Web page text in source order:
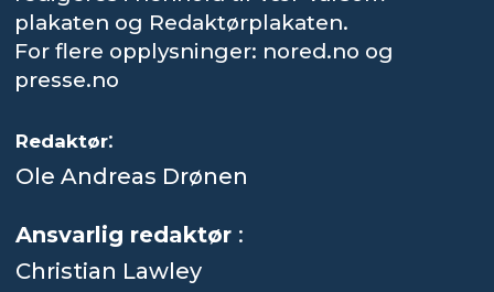
plakaten og Redaktørplakaten.
For flere opplysninger: nored.no og
presse.no
Redaktør:
Ole Andreas Drønen
Ansvarlig redaktør :
Christian Lawley